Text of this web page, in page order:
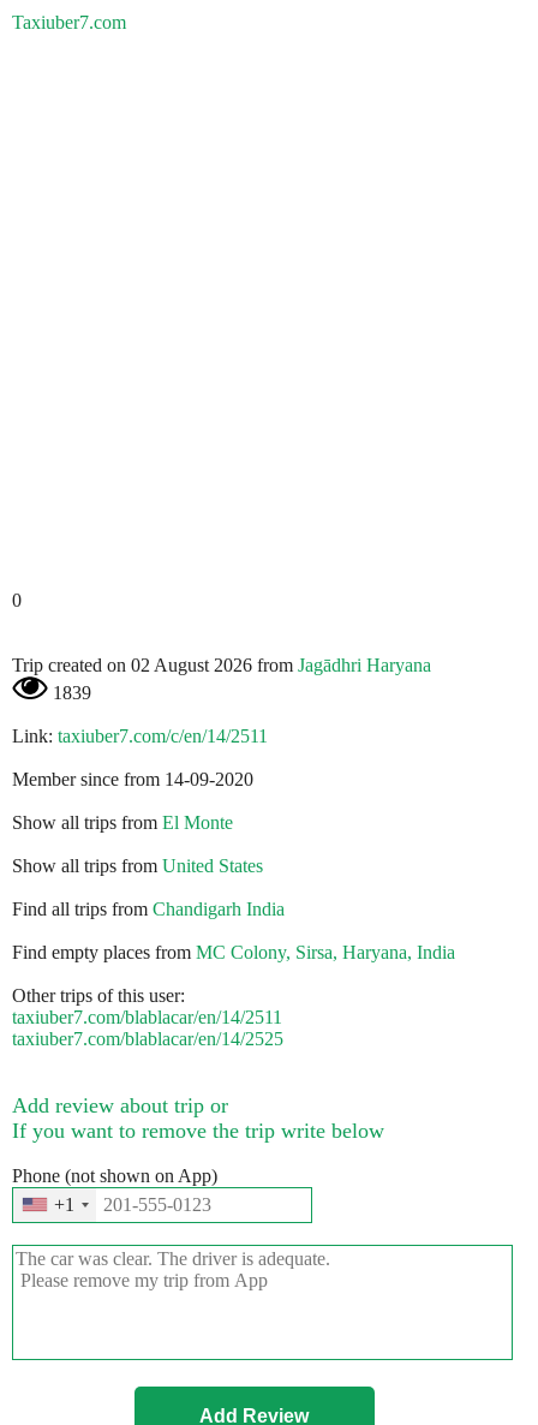
Taxiuber7.com
0
Trip created on 02 August 2026 from Jagādhri Haryana
1839
Link: taxiuber7.com/c/en/14/2511
Member since from 14-09-2020
Show all trips from El Monte
Show all trips from United States
Find all trips from Chandigarh India
Find empty places from MC Colony, Sirsa, Haryana, India
Other trips of this user:
taxiuber7.com/blablacar/en/14/2511
taxiuber7.com/blablacar/en/14/2525
Add review about trip or
If you want to remove the trip write below
Phone (not shown on App)
+1